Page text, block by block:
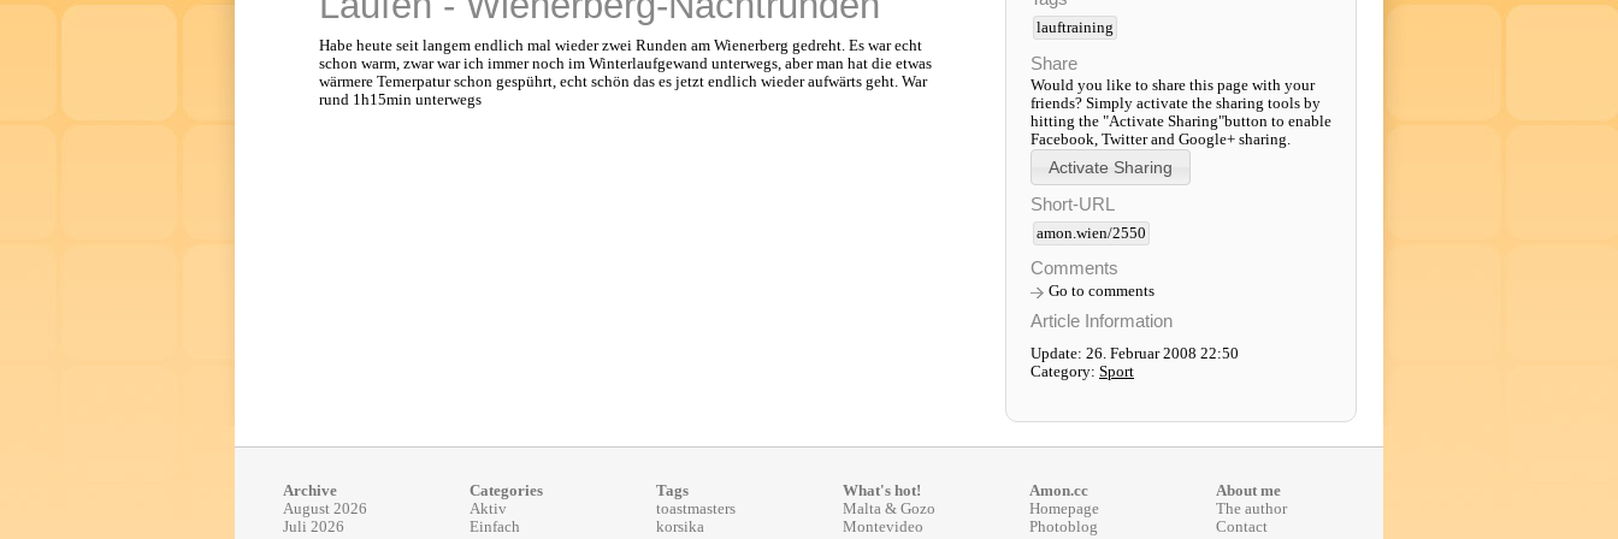
Habe heute seit langem endlich mal wieder zwei Runden am Wienerberg gedreht. Es war echt
schon warm, zwar war ich immer noch im Winterlaufgewand unterwegs, aber man hat die etwas
wärmere Temerpatur schon gespührt, echt schön das es jetzt endlich wieder aufwärts geht. War
rund 1h15min unterwegs
lauftraining
Share
Would you like to share this page with your
friends? Simply activate the sharing tools by
hitting the "Activate Sharing"button to enable
Facebook, Twitter and Google+ sharing.
Short-URL
amon.wien/2550
Comments
Go to comments
Article Information
Update: 26. Februar 2008 22:50
Category: Sport
Archive
August 2026
Juli 2026
Categories
Aktiv
Einfach
Tags
toastmasters
korsika
What's hot!
Malta & Gozo
Montevideo
Amon.cc
Homepage
Photoblog
About me
The author
Contact